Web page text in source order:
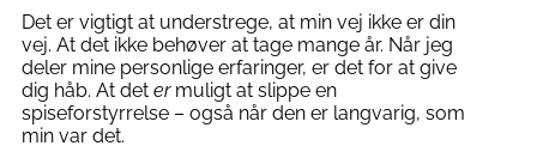
Det er vigtigt at understrege, at min vej ikke er din
vej. At det ikke behøver at tage mange år. Når jeg
deler mine personlige erfaringer, er det for at give
dig håb. At det ermuligt at slippe en
spiseforstyrrelse – også når den er langvarig, som
min var det.